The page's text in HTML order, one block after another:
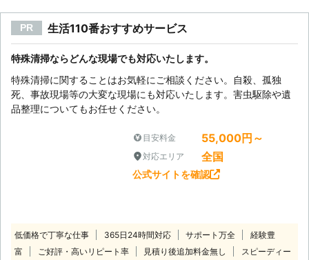
PR 生活110番おすすめサービス
特殊清掃ならどんな現場でも対応いたします。
特殊清掃に関することはお気軽にご相談ください。自殺、孤独
死、事故現場等の大変な現場にも対応いたします。害虫駆除や遺
品整理についてもお任せください。
目安料金 55,000円～
対応エリア 全国
公式サイトを確認
低価格で丁寧な仕事 365日24時間対応 サポート万全
経験豊
富
ご好評・高いリピート率 見積り後追加料金無し
スピーディー